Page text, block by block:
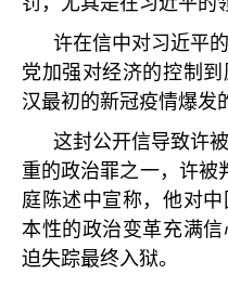
许在信中对习近平
党加强对经济的控制
汉最初的新冠疫情爆发
这封公开信导致许
重的政治罪之一，许被
庭陈述中宣称，他对
本性的政治变革充满
迫失踪最终入狱。